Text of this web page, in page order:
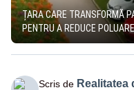
ȚARA CARE TRANSFORMĂ
PENTRU A REDUCE
Scris de Realitatea